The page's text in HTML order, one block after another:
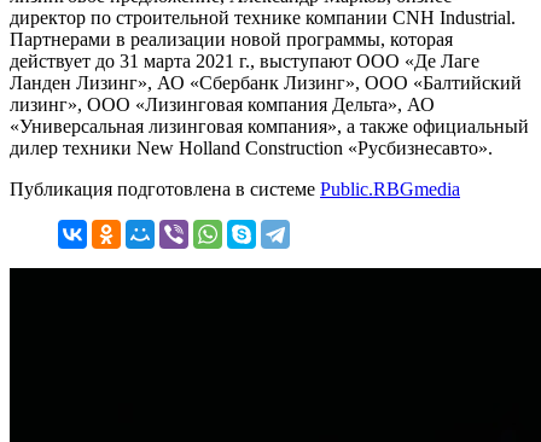
директор по строительной технике компании CNH Industrial.
Партнерами в реализации новой программы, которая
действует до 31 марта 2021 г., выступают ООО «Де Лаге
Ланден Лизинг», АО «Сбербанк Лизинг», ООО «Балтийский
лизинг», ООО «Лизинговая компания Дельта», АО
«Универсальная лизинговая компания», а также официальный
дилер техники New Holland Construction «Русбизнесавто».
Публикация подготовлена в системе Public.RBGmedia